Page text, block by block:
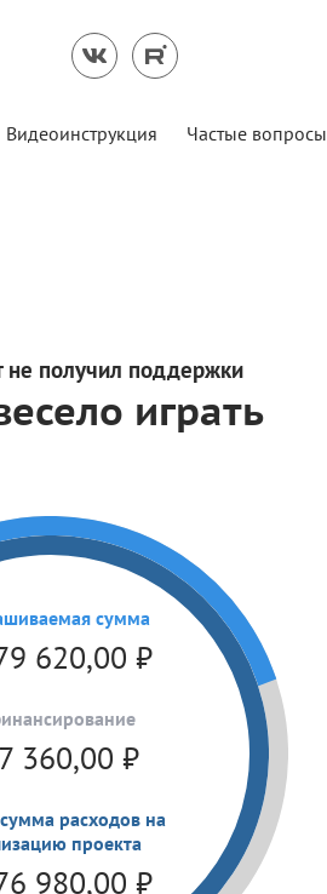
Видеоинструкция Частые вопросы
не получил поддержки
играть
сумма
620,00 ₽
360,00 ₽
расходов на
проекта
980,00 ₽